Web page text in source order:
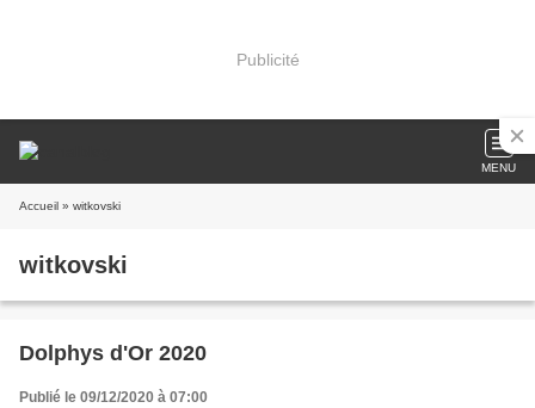
Publicité
MENU
Accueil » witkovski
witkovski
Dolphys d'Or 2020
Publié le 09/12/2020 à 07:00